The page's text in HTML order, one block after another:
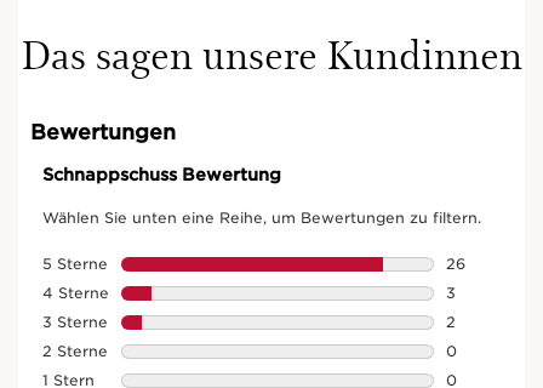
Das sagen unsere Kundinnen